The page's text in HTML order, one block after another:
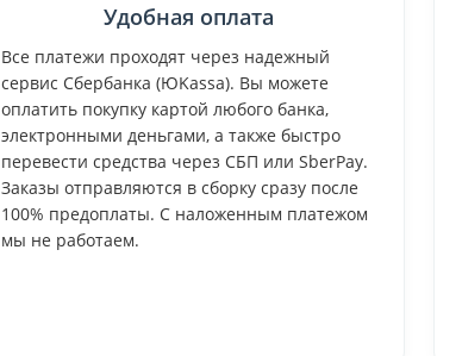
Удобная оплата
Все платежи проходят через надежный
сервис Сбербанка (ЮKassa). Вы можете
оплатить покупку картой любого банка,
электронными деньгами, а также быстро
перевести средства через СБП или SberPay.
Заказы отправляются в сборку сразу после
100% предоплаты. С наложенным платежом
мы не работаем.